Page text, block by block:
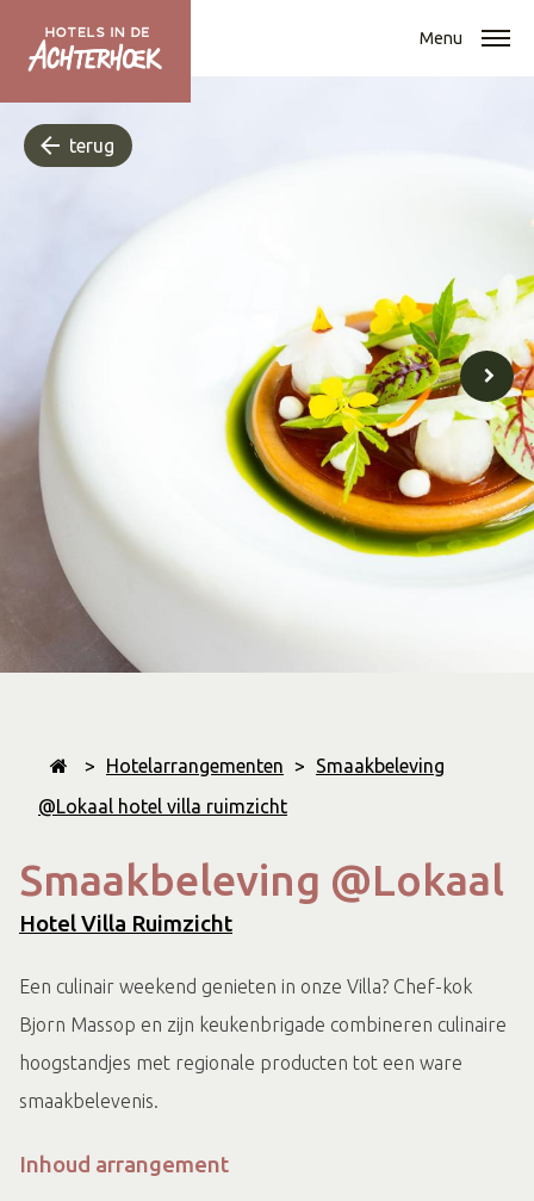
Menu
terug
> Hotelarrangementen >
Smaakbeleving
@Lokaal hotel villa ruimzicht
Smaakbeleving @Lokaal
Hotel Villa Ruimzicht
Een culinair weekend genieten in onze Villa? Chef-kok
Bjorn Massop en zijn keukenbrigade combineren culinaire
hoogstandjes met regionale producten tot een ware
smaakbelevenis.
Inhoud arrangement